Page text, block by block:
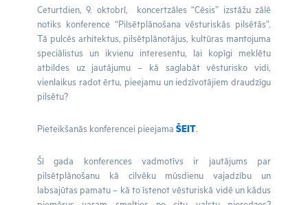
Ceturtdien, 9. oktobrī, koncertzāles “Cēsis” izstāžu zālē
notiks konference “Pilsētplānošana vēsturiskās pilsētās”.
Tā pulcēs arhitektus, pilsētplānotājus, kultūras mantojuma
speciālistus un ikvienu interesentu, lai kopīgi meklētu
atbildes uz jautājumu – kā saglabāt vēsturisko vidi,
vienlaikus radot ērtu, pieejamu un iedzīvotājiem draudzīgu
pilsētu?
Pieteikšanās konferencei pieejama ŠEIT .
Šī gada konferences vadmotīvs ir jautājums par
pilsētplānošanu kā cilvēku mūsdienu vajadzību un
labsajūtas pamatu – kā to īstenot vēsturiskā vidē un kādus